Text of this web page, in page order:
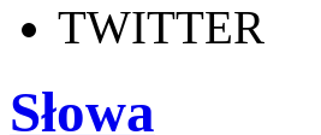
TWITTER
Słowa